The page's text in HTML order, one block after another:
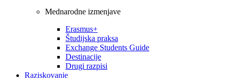
Mednarodne izmenjave
Erasmus+
Študijska praksa
Exchange Students Guide
Destinacije
Drugi razpisi
Raziskovanje